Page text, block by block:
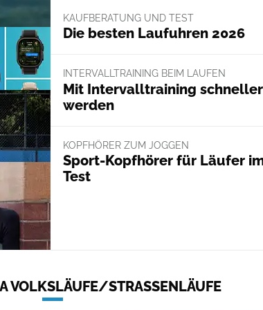
KAUFBERATUNG UND TEST
Die besten Laufuhren 2026
INTERVALLTRAINING BEIM LAUFEN
Mit Intervalltraining schneller
werden
KOPFHÖRER ZUM JOGGEN
Sport-Kopfhörer für Läufer
Test
VOLKSLÄUFE/STRASSENLÄUFE